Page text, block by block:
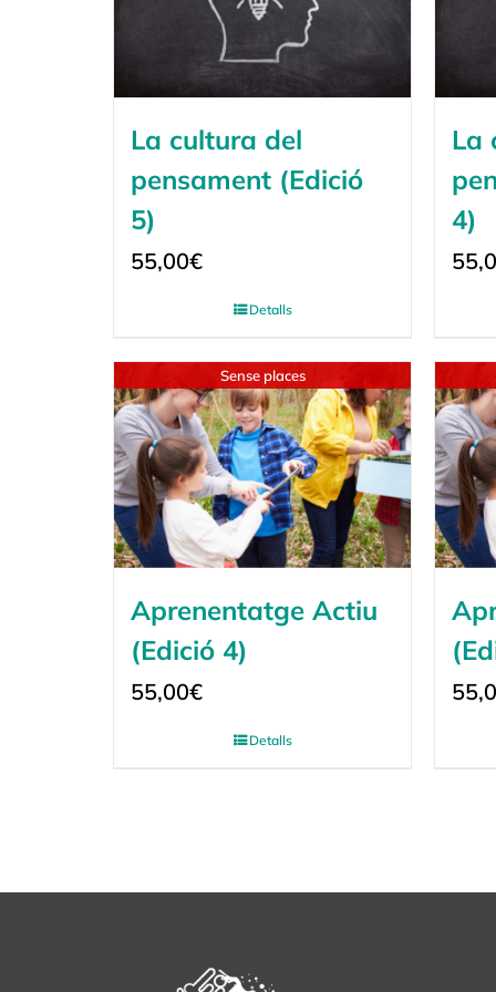
La cultura del
pensament (Edició
5)
55,00€
Detalls
La
4)
Sense places
Aprenentatge Actiu
(Edició 4)
55,00€
Detalls